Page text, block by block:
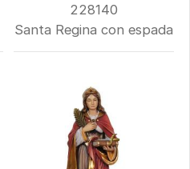
228140
Santa Regina con espada